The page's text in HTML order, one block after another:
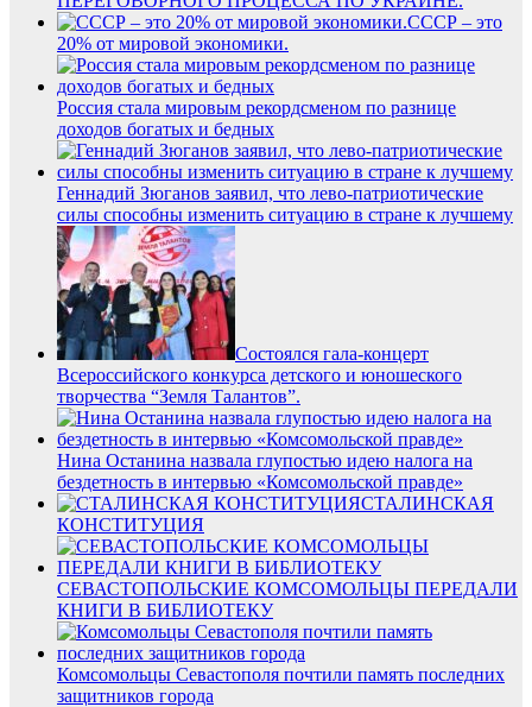
СССР – это
20% от мировой экономики.
Россия стала мировым рекордсменом по разнице
доходов богатых и бедных
Геннадий Зюганов заявил, что лево-патриотические
силы способны изменить ситуацию в стране к лучшему
Состоялся гала-концерт
Всероссийского конкурса детского и юношеского
творчества “Земля Талантов”.
Нина Останина назвала глупостью идею налога на
бездетность в интервью «Комсомольской правде»
СТАЛИНСКАЯ
КОНСТИТУЦИЯ
СЕВАСТОПОЛЬСКИЕ КОМСОМОЛЬЦЫ ПЕРЕДАЛИ
КНИГИ В БИБЛИОТЕКУ
Комсомольцы Севастополя почтили память последних
защитников города